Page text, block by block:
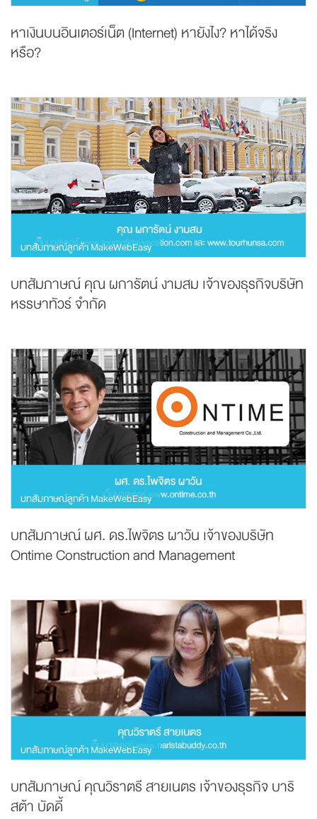
หาเงินบนอินเตอร์เน็ต (Internet) หายังไง? หาได้จริง
หรือ?
บทสัมภาษณ์ลูกค้า MakeWebEasy
บทสัมภาษณ์ คุณ ผการัตน์ งามสม เจ้าของธุรกิจบริษัท
หรรษาทัวร์ จำกัด
บทสัมภาษณ์ลูกค้า MakeWebEasy
บทสัมภาษณ์ ผศ. ดร.ไพจิตร ผาวัน เจ้าของบริษัท
Ontime Construction and Management
บทสัมภาษณ์ลูกค้า MakeWebEasy
บทสัมภาษณ์ คุณวิราตรี สายเนตร เจ้าของธุรกิจ บาริ
สต้า บัดดี้